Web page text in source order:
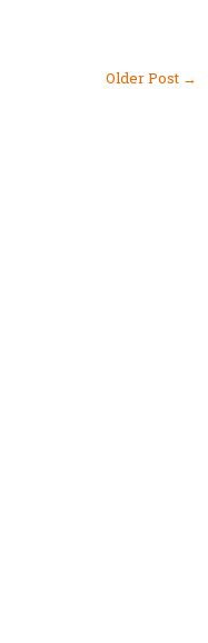
Older Post →